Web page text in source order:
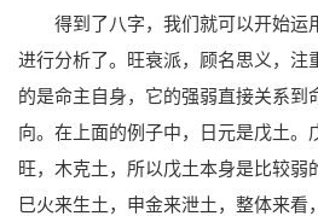
得到了八字，我们就可以开始运
进行分析了。旺衰派，顾名思义，注
的是命主自身，它的强弱直接关系到
向。在上面的例子中，日元是戊土。
旺，木克土，所以戊土本身是比较弱
巳火来生土，申金来泄土，整体来看